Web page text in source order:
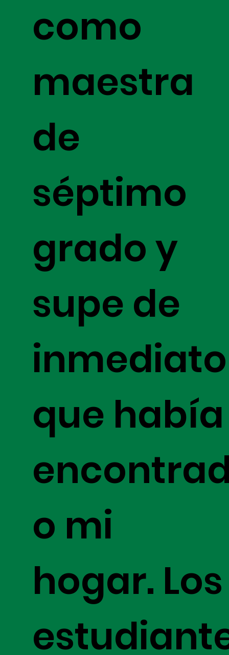
como
maestra
de
séptimo
grado y
supe de
inmediato
que había
o mi
hogar. Los